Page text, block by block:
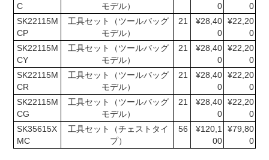
C
モデル）
0
0
SK22115M
CP
工具セット（ツールバッグ
モデル）
21
¥28,40
0
¥22,20
0
SK22115M
CY
工具セット（ツールバッグ
モデル）
21
¥28,40
0
¥22,20
0
SK22115M
CR
工具セット（ツールバッグ
モデル）
21
¥28,40
0
¥22,20
0
SK22115M
CG
工具セット（ツールバッグ
モデル）
21
¥28,40
0
¥22,20
0
SK35615X
MC
工具セット（チェストタイ
プ）
56
¥120,1
00
¥79,80
0